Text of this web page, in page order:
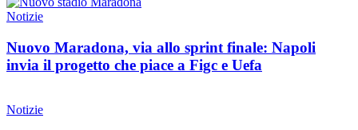
Notizie
Nuovo Maradona, via allo sprint finale: Napoli
invia il progetto che piace a Figc e Uefa
Notizie